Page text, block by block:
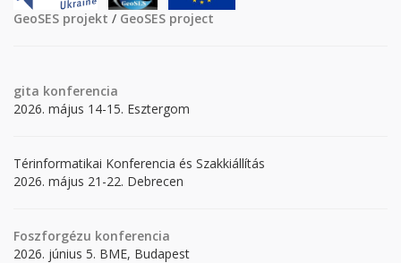
GeoSES projekt / GeoSES project
gita konferencia
2026. május 14-15. Esztergom
Térinformatikai Konferencia és Szakkiállítás
2026. május 21-22. Debrecen
Foszforgézu konferencia
2026. június 5. BME, Budapest